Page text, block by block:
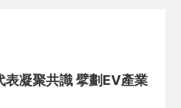
表凝聚共識 擘劃EV產業